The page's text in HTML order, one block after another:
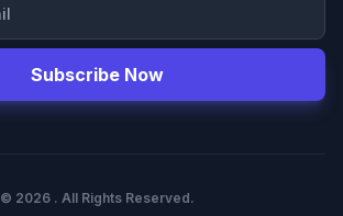
Subscribe Now
© 2026 . All Rights Reserved.